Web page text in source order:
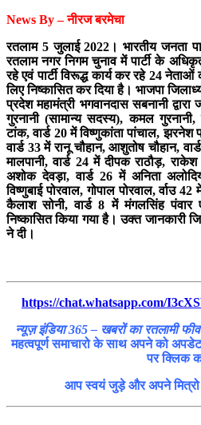
News By – नीरज बरमेचा
रतलाम 5 जुलाई 2022। भारतीय जनता
रतलाम नगर निगम चुनाव में पार्टी के
रहे एवं पार्टी विरूद्ध कार्य कर रहे 24
लिए निष्कासित कर दिया है। भाजपा
प्रदेश महामंत्री भगवानदास सबनानी द्वारा
गुरनानी (सामान्य सदस्य), कमल
टांक, वार्ड 20 में विष्णुकांता पांचाल, झरनेश
वार्ड 33 में रानू चौहान, आशुतोष चौहान,
मालपानी, वार्ड 24 में दीपक राठौड़,
अशोक देवड़ा, वार्ड 26 में अनिता
विष्णुबाई पोरवाल, गोपाल पोरवाल, र्वाउ 42
कैलाश सोनी, वार्ड 8 में मंगलसिंह
निष्कासित किया गया है। उक्त जानकारी
ने दी।
https://chat.whatsapp.com/
न्यूज़ इंडिया 365 – खबरों का रतलामी
महत्वपूर्ण समाचारो के साथ अपने को
पर क्लिक
आप स्वयं जुड़े और अपने मित्रो